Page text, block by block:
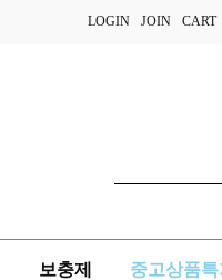
LOGIN JOIN CART
보충제 중고상품특